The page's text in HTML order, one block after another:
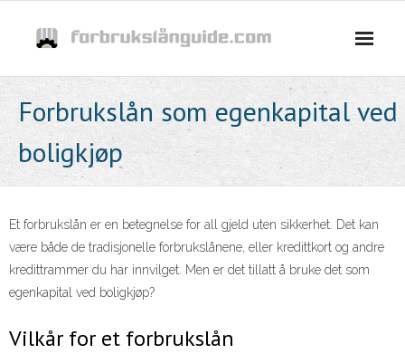
Forbrukslån som egenkapital ved
boligkjøp
Et forbrukslån er en betegnelse for all gjeld uten sikkerhet. Det kan
være både de tradisjonelle forbrukslånene, eller kredittkort og andre
kredittrammer du har innvilget. Men er det tillatt å bruke det som
egenkapital ved boligkjøp?
Vilkår for et forbrukslån